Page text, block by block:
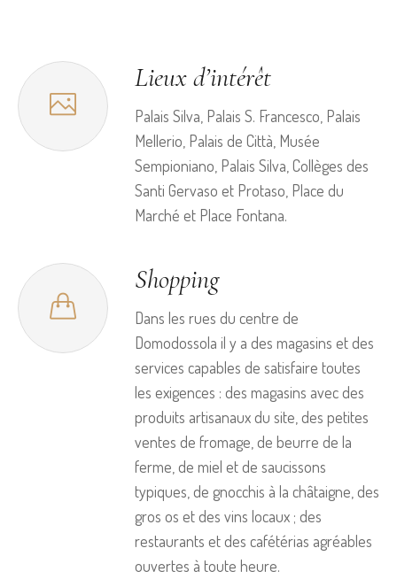
Lieux d’intérêt
Palais Silva, Palais S. Francesco, Palais
Mellerio, Palais de Città, Musée
Sempioniano, Palais Silva, Collèges des
Santi Gervaso et Protaso, Place du
Marché et Place Fontana.
Shopping
Dans les rues du centre de
Domodossola il y a des magasins et des
services capables de satisfaire toutes
les exigences : des magasins avec des
produits artisanaux du site, des petites
ventes de fromage, de beurre de la
ferme, de miel et de saucissons
typiques, de gnocchis à la châtaigne, des
gros os et des vins locaux ; des
restaurants et des cafétérias agréables
ouvertes à toute heure.